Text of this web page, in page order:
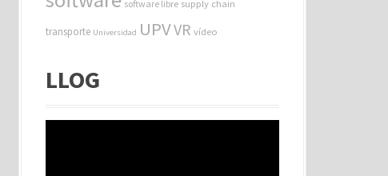
software libre supply chain
transporte Universidad UPVVR vídeo
LLOG